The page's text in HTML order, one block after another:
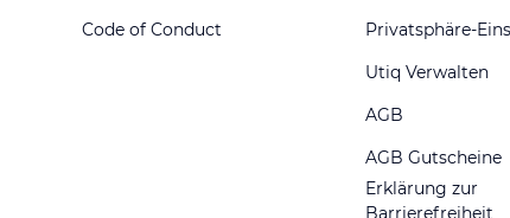
Code of Conduct
Privatsphäre-
Utiq Verwalten
AGB
AGB Gutscheine
Erklärung zur
Barrierefreiheit